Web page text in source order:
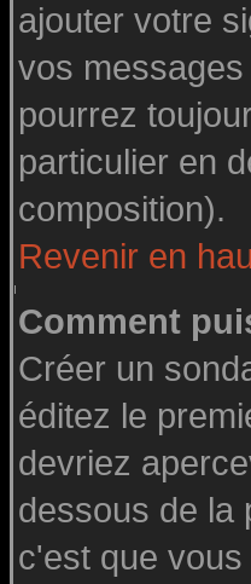
ajouter votre
vos
pourrez
particulier en
composition).
Revenir en
Comment
Créer un
éditez le
devriez
dessous de la
c'est que